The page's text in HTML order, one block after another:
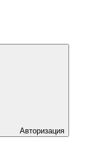
Авторизация